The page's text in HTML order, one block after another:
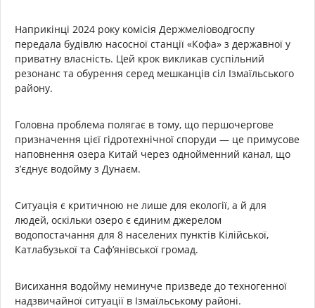
Наприкінці 2024 року комісія Держмеліоводгоспу
передала будівлю насосної станції «Кофа» з державної у
приватну власність. Цей крок викликав суспільний
резонанс та обурення серед мешканців сіл Ізмаїльського
району.
Головна проблема полягає в тому, що першочергове
призначення цієї гідротехнічної споруди — це примусове
наповнення озера Китай через однойменний канал, що
з’єднує водойму з Дунаєм.
Ситуація є критичною не лише для екології, а й для
людей, оскільки озеро є єдиним джерелом
водопостачання для 8 населених пунктів Кілійської,
Катлабузької та Саф’янівської громад.
Висихання водойму неминуче призведе до техногенної
надзвичайної ситуації в Ізмаїльському районі.